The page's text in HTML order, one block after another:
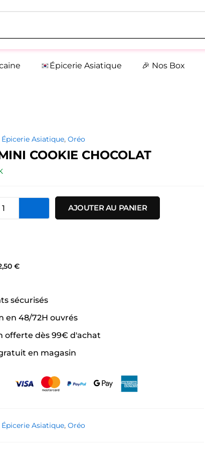
Épicerie Asiatique 🎉 Nos Box
Épicerie Asiatique, Oréo
COOKIE CHOCOLAT
AJOUTER AU PANIER
€
sécurisés
en 48/72H ouvrés
offerte dès 99€ d'achat
en magasin
Épicerie Asiatique, Oréo